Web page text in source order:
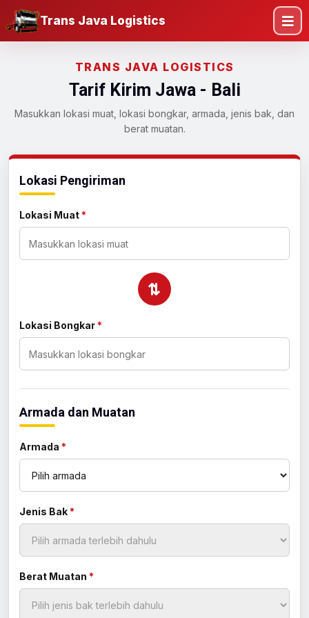
Trans Java Logistics
TRANS JAVA LOGISTICS
Tarif Kirim Jawa - Bali
Masukkan lokasi muat, lokasi bongkar, armada, jenis bak, dan
berat muatan.
Lokasi Pengiriman
Lokasi Muat*
⇄
Lokasi Bongkar*
Armada dan Muatan
Armada *
Jenis Bak*
Berat Muatan *